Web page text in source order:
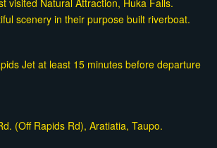
visited Natural Attraction, Huka Falls.
scenery in their purpose built riverboat.
Jet at least 15 minutes before departure
(Off Rapids Rd), Aratiatia, Taupo.